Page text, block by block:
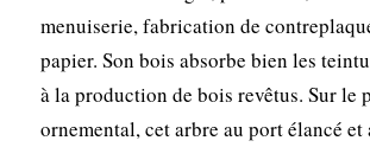
menuiserie, fabrication de
papier. Son bois absorbe bien les
à la production de bois revêtus. Sur le
ornemental, cet arbre au port élancé